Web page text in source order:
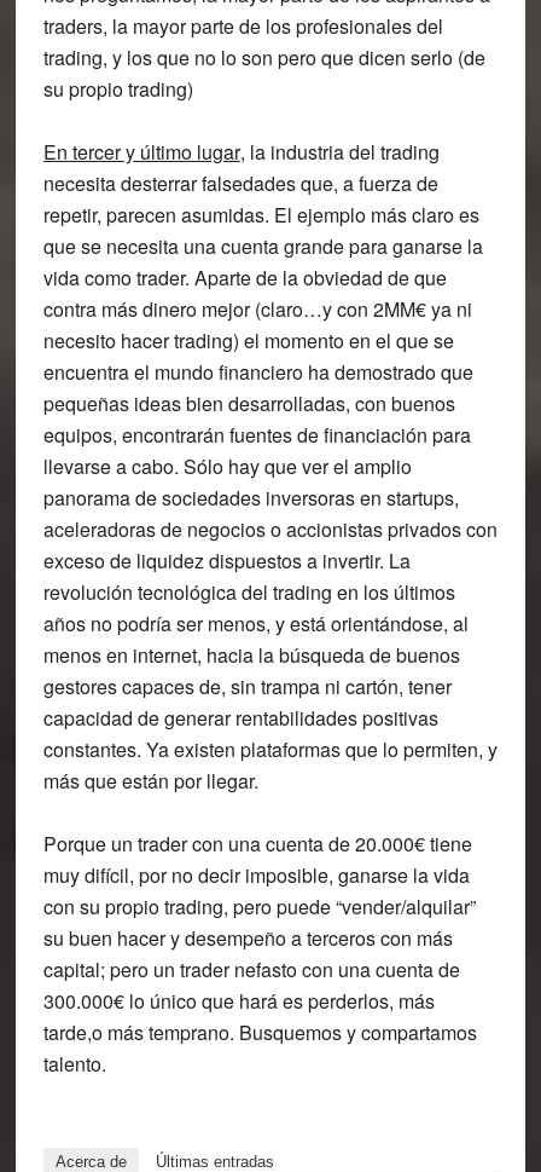
traders, la mayor parte de los profesionales del
trading, y los que no lo son pero que dicen serlo (de
su propio trading)
En tercer y último lugar, la industria del trading
necesita desterrar falsedades que, a fuerza de
repetir, parecen asumidas. El ejemplo más claro es
que se necesita una cuenta grande para ganarse la
vida como trader. Aparte de la obviedad de que
contra más dinero mejor (claro…y con 2MM€ ya ni
necesito hacer trading) el momento en el que se
encuentra el mundo financiero ha demostrado que
pequeñas ideas bien desarrolladas, con buenos
equipos, encontrarán fuentes de financiación para
llevarse a cabo. Sólo hay que ver el amplio
panorama de sociedades inversoras en startups,
aceleradoras de negocios o accionistas privados con
exceso de liquidez dispuestos a invertir. La
revolución tecnológica del trading en los últimos
años no podría ser menos, y está orientándose, al
menos en internet, hacia la búsqueda de buenos
gestores capaces de, sin trampa ni cartón, tener
capacidad de generar rentabilidades positivas
constantes. Ya existen plataformas que lo permiten, y
más que están por llegar.
Porque un trader con una cuenta de 20.000€ tiene
muy difícil, por no decir imposible, ganarse la vida
con su propio trading, pero puede “vender/alquilar”
su buen hacer y desempeño a terceros con más
capital; pero un trader nefasto con una cuenta de
300.000€ lo único que hará es perderlos, más
tarde,o más temprano. Busquemos y compartamos
talento.
Acerca de Últimas entradas